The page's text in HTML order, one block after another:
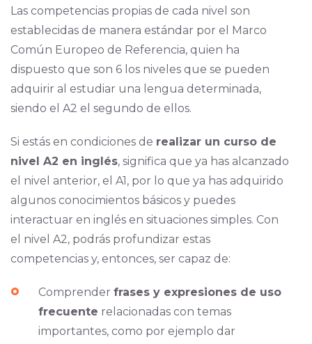
Las competencias propias de cada nivel son
establecidas de manera estándar por el Marco
Común Europeo de Referencia, quien ha
dispuesto que son 6 los niveles que se pueden
adquirir al estudiar una lengua determinada,
siendo el A2 el segundo de ellos.
Si estás en condiciones de realizar un curso de
nivel A2 en inglés, significa que ya has alcanzado
el nivel anterior, el A1, por lo que ya has adquirido
algunos conocimientos básicos y puedes
interactuar en inglés en situaciones simples. Con
el nivel A2, podrás profundizar estas
competencias y, entonces, ser capaz de:
Comprender frases y expresiones de uso
frecuente relacionadas con temas
importantes, como por ejemplo dar